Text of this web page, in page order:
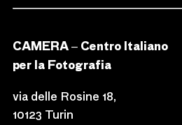
CAMERA – Centro Italiano
per la Fotografia
via delle Rosine 18,
10123 Turin